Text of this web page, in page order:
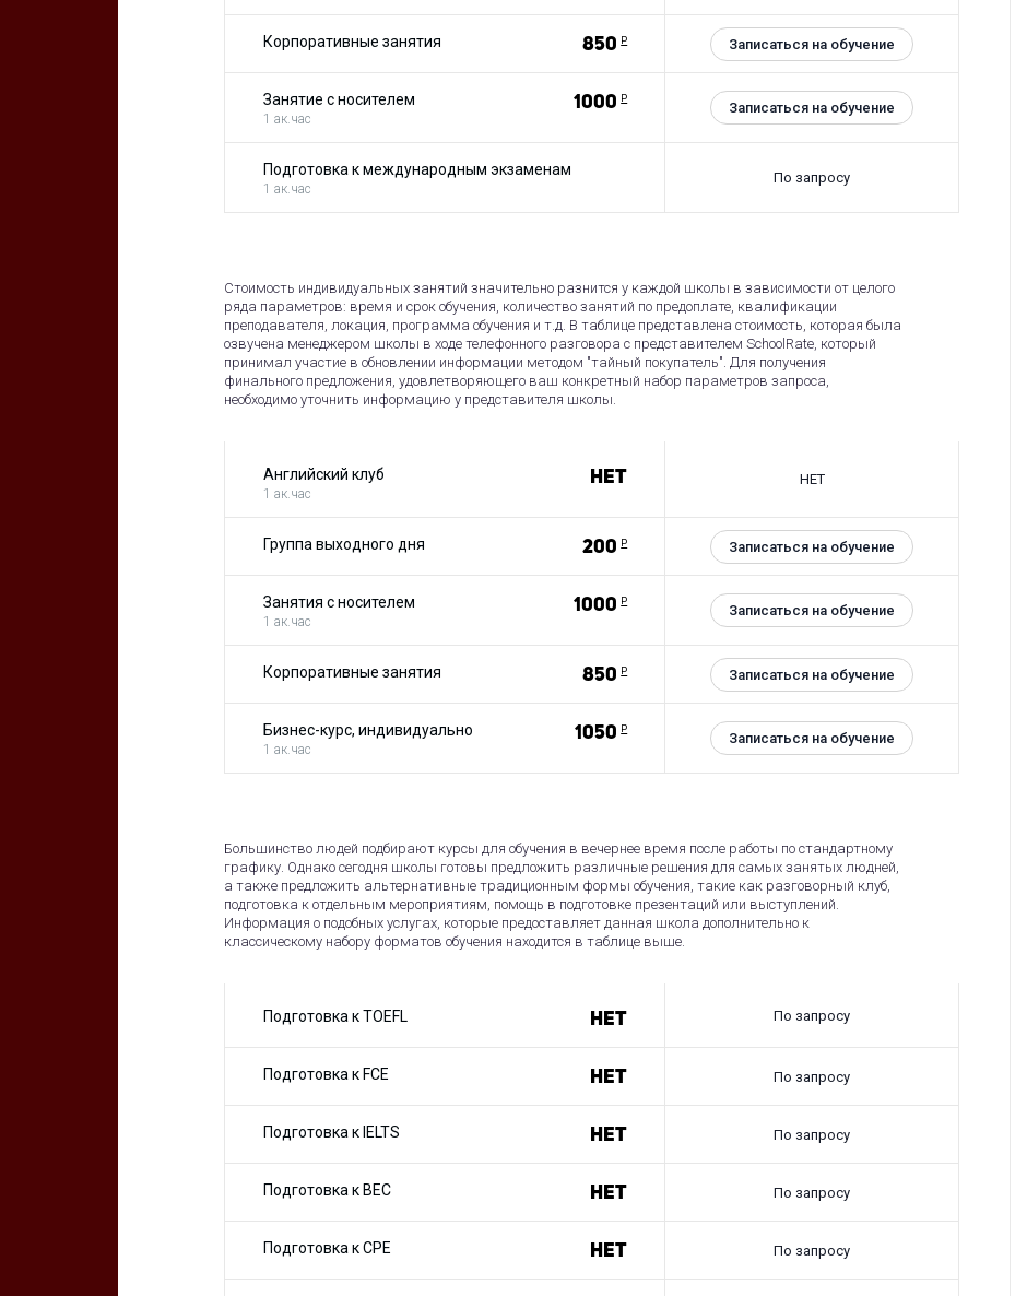
Корпоративные занятия 850 Р Записаться на обучение
Занятие с носителем
1 ак.час
1000 Р
Записаться на обучение
Подготовка к международным экзаменам
1 ак.час
По запросу
Стоимость индивидуальных занятий значительно разнится у каждой школы в зависимости от целого
ряда параметров: время и срок обучения, количество занятий по предоплате, квалификации
преподавателя, локация, программа обучения и т.д. В таблице представлена стоимость, которая была
озвучена менеджером школы в ходе телефонного разговора с представителем SchoolRate, который
принимал участие в обновлении информации методом "тайный покупатель". Для получения
финального предложения, удовлетворяющего ваш конкретный набор параметров запроса,
необходимо уточнить информацию у представителя школы.
Английский клуб
1 ак.час
Нет НЕТ
Группа выходного дня 200 Р Записаться на обучение
Занятия с носителем
1 ак.час
1000 Р
Записаться на обучение
Корпоративные занятия 850 Р Записаться на обучение
Бизнес-курс, индивидуально
1 ак.час
1050 Р
Записаться на обучение
Большинство людей подбирают курсы для обучения в вечернее время после работы по стандартному
графику. Однако сегодня школы готовы предложить различные решения для самых занятых людней,
а также предложить альтернативные традиционным формы обучения, такие как разговорный клуб,
подготовка к отдельным мероприятиям, помощь в подготовке презентаций или выступлений.
Информация о подобных услугах, которые предоставляет данная школа дополнительно к
классическому набору форматов обучения находится в таблице выше.
Подготовка к TOEFL Нет По запросу
Подготовка к FCE Нет По запросу
Подготовка к IELTS Нет По запросу
Подготовка к BEC Нет По запросу
Подготовка к CPE Нет По запросу